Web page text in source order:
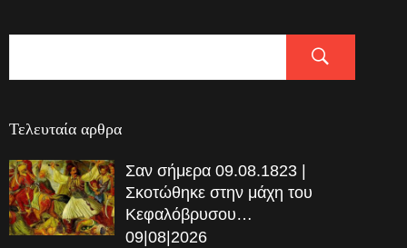
Τελευταία αρθρα
Σαν σήμερα 09.08.1823 |
Σκοτώθηκε στην μάχη του
Κεφαλόβρυσου…
09|08|2026